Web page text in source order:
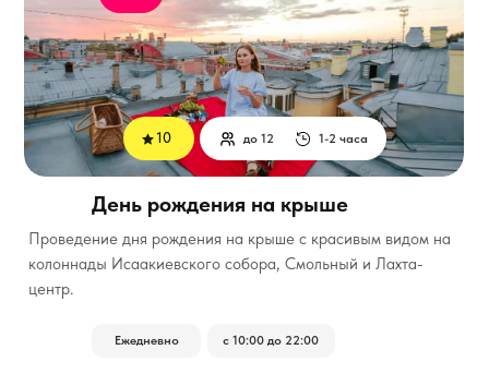
Проведение дня рождения на крыше с красивым видом на
колоннады Исаакиевского собора, Смольный и Лахта-
центр.
1-2 часа
до 12
Ежедневно с 10:00 до 22:00
День рождения на крыше
10